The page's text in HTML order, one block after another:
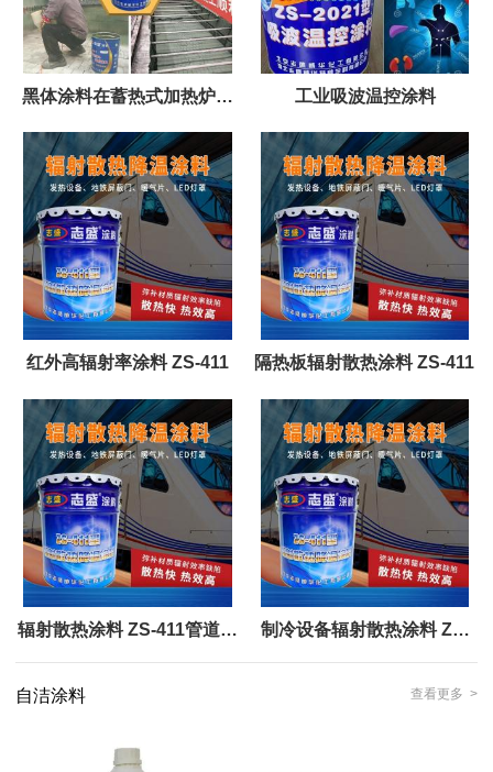
黑体涂料在蓄热式加热炉的
使用
工业吸波温控涂料
红外高辐射率涂料 ZS-411 隔热板辐射散热涂料 ZS-411
辐射散热涂料 ZS-411管道传 制冷设备辐射散热涂料 ZS-
自洁涂料
查看更多 >